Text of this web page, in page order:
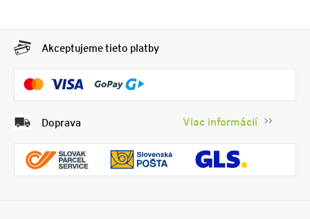
Akceptujeme tieto platby
Doprava Viac informácií